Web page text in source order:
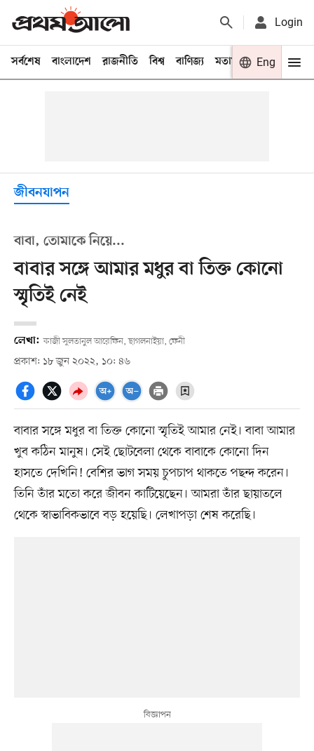
Login
সর্বশেষ বাংলাদেশ রাজনীতি বিশ্ব বাণিজ্য মতামত খেলা
Eng
জীবনযাপন
বাবা, তোমাকে নিয়ে...
বাবার সঙ্গে আমার মধুর বা তিক্ত কোনো
স্মৃতিই নেই
লেখা: কাজী সুলতানুল আরেফিন, ছাগলনাইয়া, ফেনী
প্রকাশ: ১৮ জুন ২০২২, ১০: ৪৬
বাবার সঙ্গে মধুর বা তিক্ত কোনো স্মৃতিই আমার নেই। বাবা আমার
খুব কঠিন মানুষ। সেই ছোটবেলা থেকে বাবাকে কোনো দিন
হাসতে দেখিনি! বেশির ভাগ সময় চুপচাপ থাকতে পছন্দ করেন।
তিনি তাঁর মতো করে জীবন কাটিয়েছেন। আমরা তাঁর ছায়াতলে
থেকে স্বাভাবিকভাবে বড় হয়েছি। লেখাপড়া শেষ করেছি।